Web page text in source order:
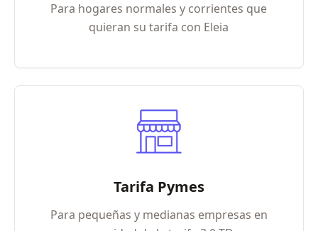
Para hogares normales y corrientes que
quieran su tarifa con Eleia
Tarifa Pymes
Para pequeñas y medianas empresas en